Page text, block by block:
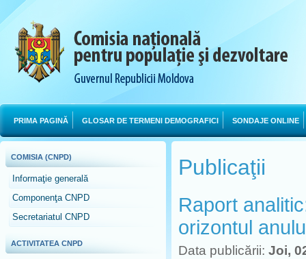
PRIMA PAGINĂ GLOSAR DE TERMENI DEMOGRAFICI SONDAJE ONLINE
COMISIA (CNPD)
Informaţie generală
Componenţa CNPD
Secretariatul CNPD
ACTIVITATEA CNPD
Publicaţii
Raport
orizontul
Data publicării: Joi,